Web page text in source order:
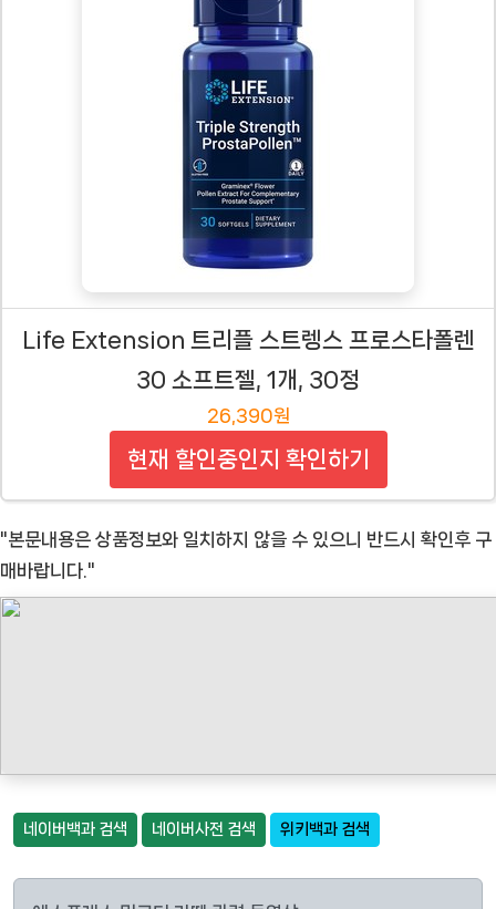
Life Extension 트리플 스트렝스 프로스타폴렌
30 소프트젤, 1개, 30정
26,390원
현재 할인중인지 확인하기
"본문내용은 상품정보와 일치하지 않을 수 있으니 반드시 확인후 구
매바랍니다."
네이버백과 검색 네이버사전 검색 위키백과 검색